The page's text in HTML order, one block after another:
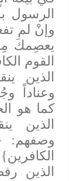
الرسول
وإنْ لم
يعصِمكَ
القوم
الذين
وعناداً
كما هو
الذين
وصفهم:
الذين